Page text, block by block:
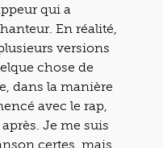
qui a
En réalité,
versions
chose de
dans la manière
avec le rap,
Je me suis
certes, mais